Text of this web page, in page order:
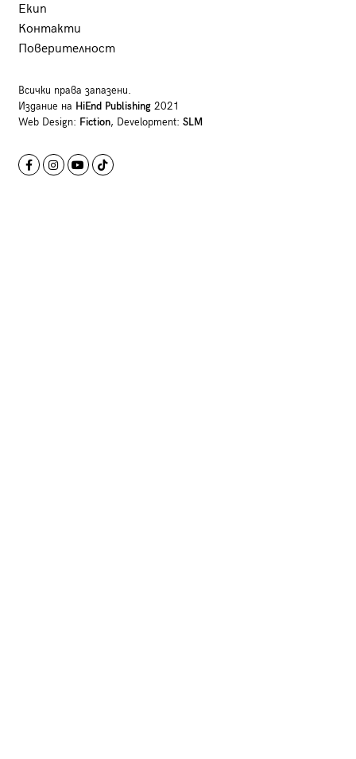
Екип
Контакти
Поверителност
Всички права запазени.
Издание на HiEnd Publishing2021
Web Design: Fiction, Development: SLM